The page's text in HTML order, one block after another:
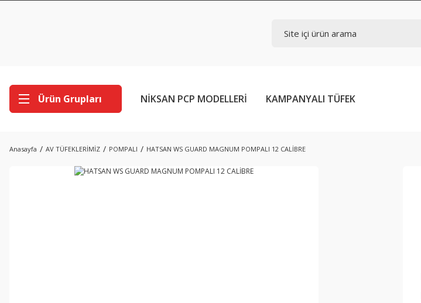
Ürün Grupları NİKSAN PCP MODELLERİ KAMPANYALI TÜFEK
Anasayfa AV TÜFEKLERİMİZ POMPALI HATSAN WS GUARD MAGNUM POMPALI 12 CALİBRE